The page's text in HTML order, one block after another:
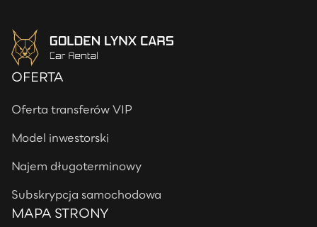
OFERTA
Oferta transferów VIP
Model inwestorski
Najem długoterminowy
Subskrypcja samochodowa
MAPA STRONY